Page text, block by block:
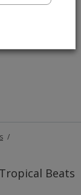
Beats